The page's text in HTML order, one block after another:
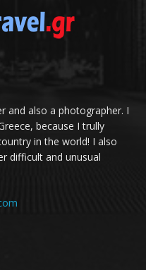
and also a photographer. I
because I trully
in the world! I also
difficult and unusual